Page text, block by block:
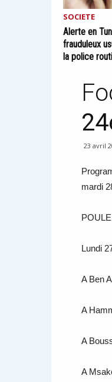
SOCIETE
Alerte en
frauduleux
la police
23 avril
mardi
Lundi
A Ben
A
A
A